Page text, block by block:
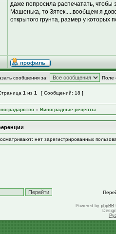
даже попросила распечатать, чтобы
Машенька, то Зятек.....вообщем я
открытого грунта, размер у
сообщения за: Поле
1 из 1 [ Сообщений: 18 ]
» Виноградные рецепты
нет зарегистрированных
Powered by phpBB